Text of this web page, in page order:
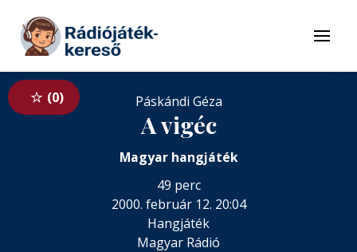
Tovább a tartalomhoz
Menü
0 Páskándi Géza
A vigéc
Magyar hangjáték
49 perc
2000. február 12. 20:04
Hangjáték
Magyar Rádió